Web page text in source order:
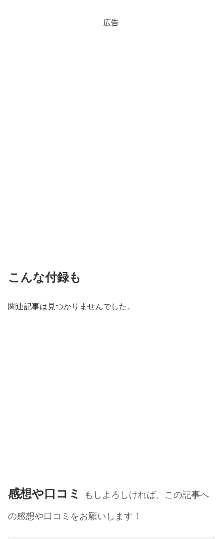
広告
こんな付録も
関連記事は見つかりませんでした。
感想や口コミ
もしよろしければ、この記事へ
の感想や口コミをお願いします！